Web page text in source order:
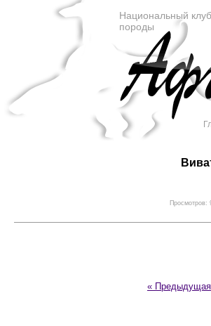
Национальный клуб
породы
Просмотров:
« Предыдущая